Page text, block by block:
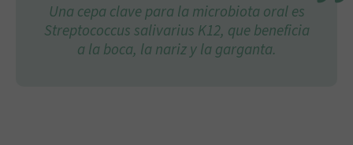
Una cepa clave para la microbiota oral es
Streptococcus salivarius K12, que beneficia
a la boca, la nariz y la garganta.